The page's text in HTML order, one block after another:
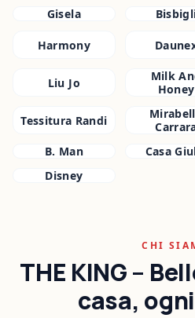
Gisela
Harmony
Liu Jo
Milk
Honey
Tessitura Randi
B. Man Casa
Disney
CHI
THE KING –
casa,